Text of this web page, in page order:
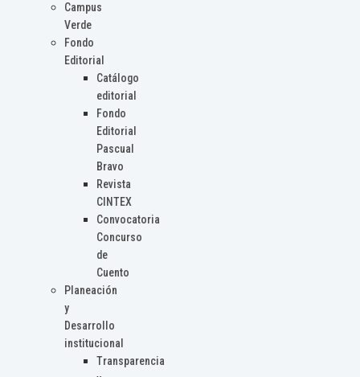
Campus
Verde
Fondo
Editorial
Catálogo
editorial
Fondo
Editorial
Pascual
Bravo
Revista
CINTEX
Convocatoria
Concurso
de
Cuento
Planeación
y
Desarrollo
institucional
Transparencia